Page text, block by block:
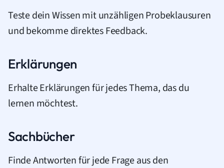
Teste dein Wissen mit unzähligen Probeklausuren
und bekomme direktes Feedback.
Erklärungen
Erhalte Erklärungen für jedes Thema, das du
lernen möchtest.
Sachbücher
Finde Antworten für jede Frage aus den